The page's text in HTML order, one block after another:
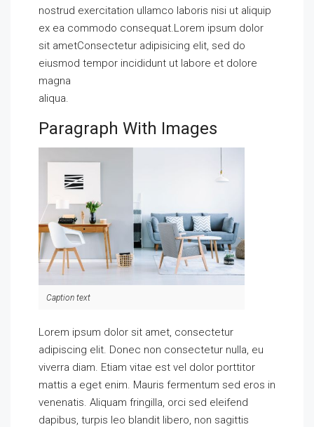
nostrud exercitation ullamco laboris nisi ut aliquip
ex ea commodo consequat.Lorem ipsum dolor
sit ametConsectetur adipisicing elit, sed do
eiusmod tempor incididunt ut labore et dolore
magna
aliqua.
Paragraph With Images
Caption text
Lorem ipsum dolor sit amet, consectetur
adipiscing elit. Donec non consectetur nulla, eu
viverra diam. Etiam vitae est vel dolor porttitor
mattis a eget enim. Mauris fermentum sed eros in
venenatis. Aliquam fringilla, orci sed eleifend
dapibus, turpis leo blandit libero, non sagittis